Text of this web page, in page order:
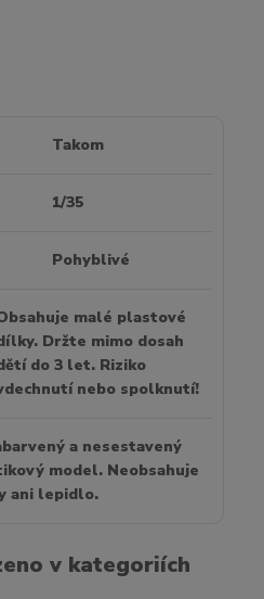
Takom
1/35
Pohyblivé
malé plastové
Držte mimo dosah
do 3 let. Riziko
nebo spolknutí!
a nesestavený
model. Neobsahuje
ani lepidlo.
v kategoriích